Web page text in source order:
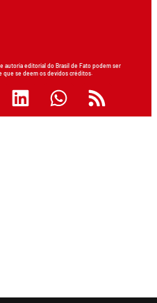
autoria editorial do Brasil de Fato podem ser
que se deem os devidos créditos.